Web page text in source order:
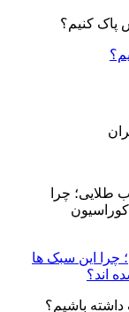
چرا این سبک ها
اند؟